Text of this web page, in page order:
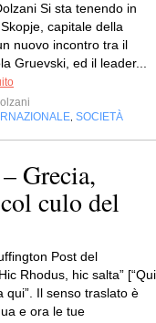
Si sta tenendo in
capitale della
nuovo incontro tra il
Gruevski, ed il leader...
SOCIETÀ
Grecia,
culo del
Post del
Rhodus, hic salta” [“Qui
qui”. Il senso traslato è
e ora le tue